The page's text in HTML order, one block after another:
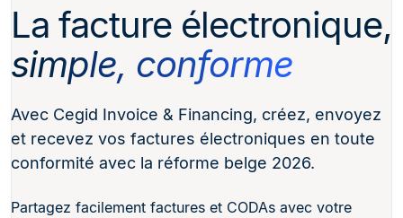
La facture électronique,
simple, conforme
Avec Cegid Invoice & Financing, créez, envoyez
et recevez vos factures électroniques en toute
conformité avec la réforme belge 2026.
Partagez facilement factures et CODAs avec votre